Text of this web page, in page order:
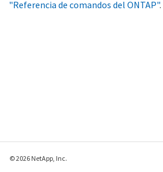
"Referencia de comandos del ONTAP".
© 2026 NetApp, Inc.